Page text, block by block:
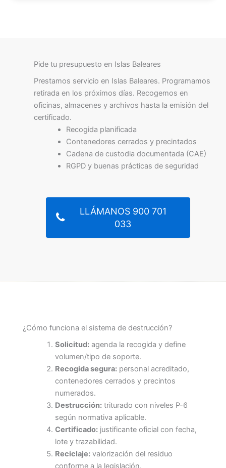
Pide tu presupuesto en Islas Baleares
Prestamos servicio en Islas Baleares. Programamos
retirada en los próximos días. Recogemos en
oficinas, almacenes y archivos hasta la emisión del
certificado.
Recogida planificada
Contenedores cerrados y precintados
Cadena de custodia documentada (CAE)
RGPD y buenas prácticas de seguridad
LLÁMANOS 900 701
033
¿Cómo funciona el sistema de destrucción?
Solicitud:agenda la recogida y define
volumen/tipo de soporte.
Recogida segura:personal acreditado,
contenedores cerrados y precintos
numerados.
Destrucción:triturado con niveles P-6
según normativa aplicable.
Certificado:justificante oficial con fecha,
lote y trazabilidad.
Reciclaje:valorización del residuo